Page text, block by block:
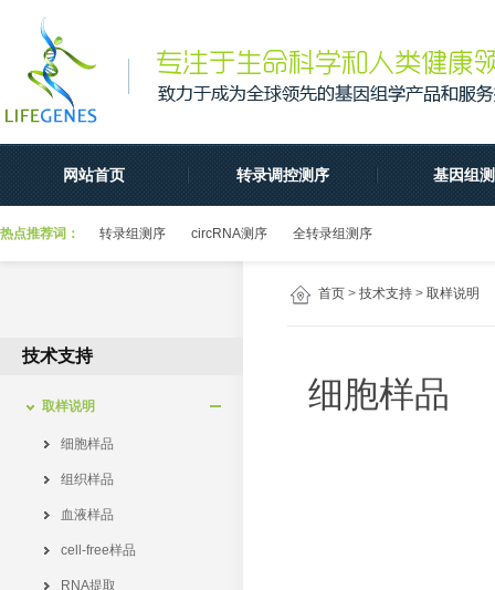
网站首页 转录调控测序 基因组
热点推荐词： 转录组测序 circRNA测序 全转录组测序
首页 > 技术支持 > 取样说明
技术支持
取样说明
细胞样品
组织样品
血液样品
cell-free样品
RNA提取
细胞样品